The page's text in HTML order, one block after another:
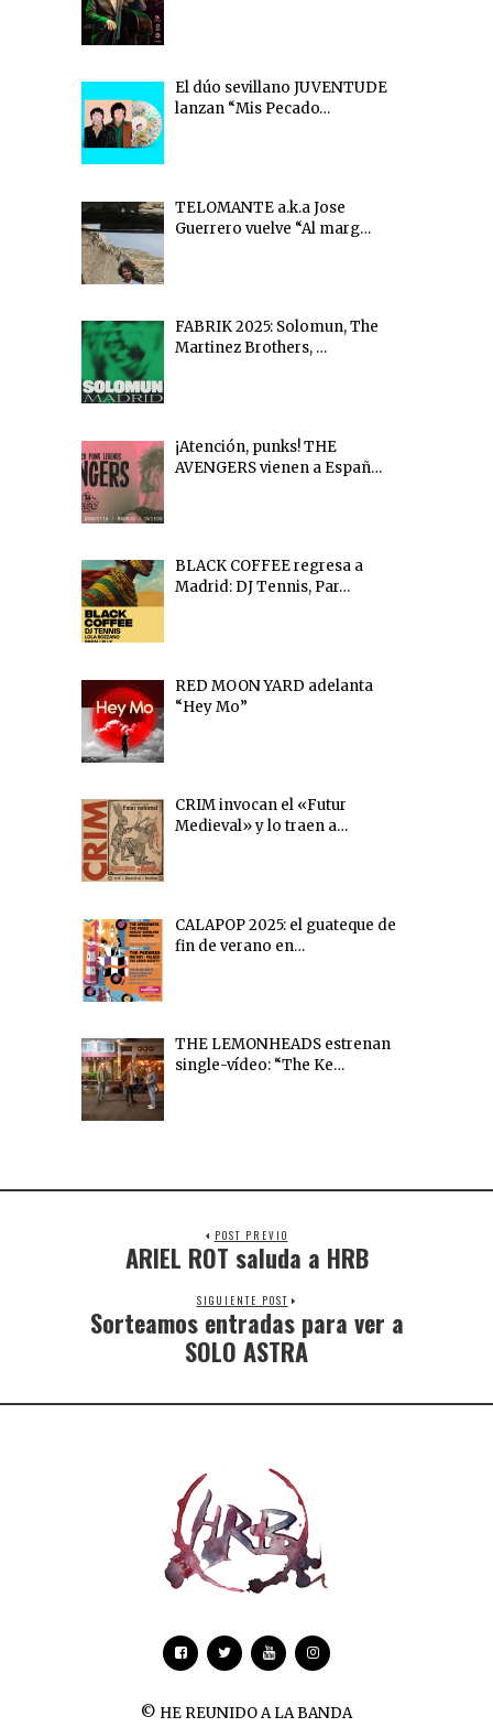
El dúo sevillano JUVENTUDE
lanzan “Mis Pecado…
TELOMANTE a.k.a Jose
Guerrero vuelve “Al marg…
FABRIK 2025: Solomun, The
Martinez Brothers, …
¡Atención, punks! THE
AVENGERS vienen a Españ…
BLACK COFFEE regresa a
Madrid: DJ Tennis, Par…
RED MOON YARD adelanta
“Hey Mo”
CRIM invocan el «Futur
Medieval» y lo traen a…
CALAPOP 2025: el guateque de
fin de verano en…
THE LEMONHEADS estrenan
single-vídeo: “The Ke…
POST PREVIO
ARIEL ROT saluda a HRB
SIGUIENTE POST
Sorteamos entradas para ver a
SOLO ASTRA
© HE REUNIDO A LA BANDA